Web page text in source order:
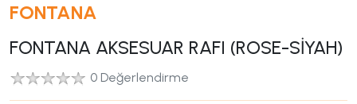
FONTANA
FONTANA AKSESUAR RAFI (ROSE-SİYAH)
0 Değerlendirme